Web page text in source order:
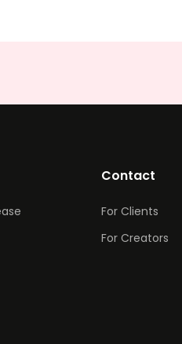
Contact
For Clients
For Creators